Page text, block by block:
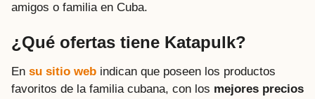
amigos o familia en Cuba.
¿Qué ofertas tiene Katapulk?
En su sitio web indican que poseen los productos
favoritos de la familia cubana, con los mejores precios